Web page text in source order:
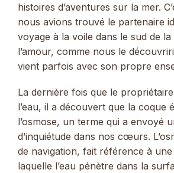
histoires d’aventures sur la mer.
nous avions trouvé le partenaire
voyage à la voile dans le sud de
l’amour, comme nous le
vient parfois avec son propre
La dernière fois que le propriétaire
l’eau, il a découvert que la coque
l’osmose, un terme qui a envoyé
d’inquiétude dans nos cœurs.
de navigation, fait référence à
laquelle l’eau pénètre dans la